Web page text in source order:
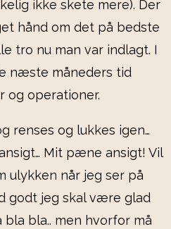
ikke skete mere). Der
hånd om det på bedste
tro nu man var indlagt. I
næste måneders tid
og operationer.
renses og lukkes igen…
Mit pæne ansigt! Vil
ulykken når jeg ser på
godt jeg skal være glad
bla.. men hvorfor må